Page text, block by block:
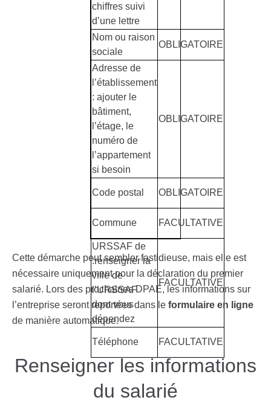
chiffres suivi
d’une lettre
Nom ou raison
sociale
OBLIGATOIRE
Adresse de
l’établissement
: ajouter le
bâtiment,
l’étage, le
numéro de
l’appartement
si besoin
OBLIGATOIRE
Code postal OBLIGATOIRE
Commune FACULTATIVE
URSSAF de
:renseigner la
ville de
l’URSSAF
dont vous
dépendez
FACULTATIVE
Téléphone FACULTATIVE
Cette démarche peut sembler fastidieuse, mais elle est
nécessaire uniquement pour la déclaration du premier
salarié. Lors des prochaines DPAE, les informations sur
l’entreprise seront reportées dans le formulaire en ligne
de manière automatique.
Renseigner les informations
du salarié